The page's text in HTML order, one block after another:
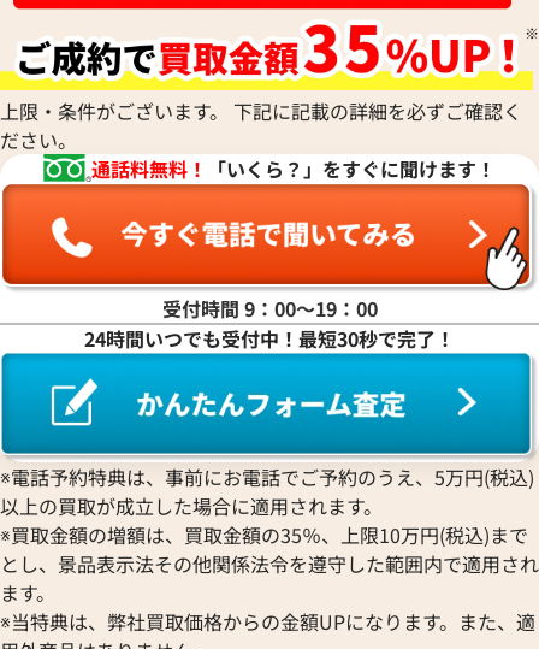
上限・条件がございます。 下記に記載の詳細を必ずご確認く
ださい。
通話料無料！
「いくら？」をすぐに聞けます！
受付時間 9：00〜19：00
24時間いつでも受付中！最短30秒で完了！
※電話予約特典は、事前にお電話でご予約のうえ、5万円(税込)
以上の買取が成立した場合に適用されます。
※買取金額の増額は、買取金額の35％、上限10万円(税込)まで
とし、景品表示法その他関係法令を遵守した範囲内で適用され
ます。
※当特典は、弊社買取価格からの金額UPになります。また、適